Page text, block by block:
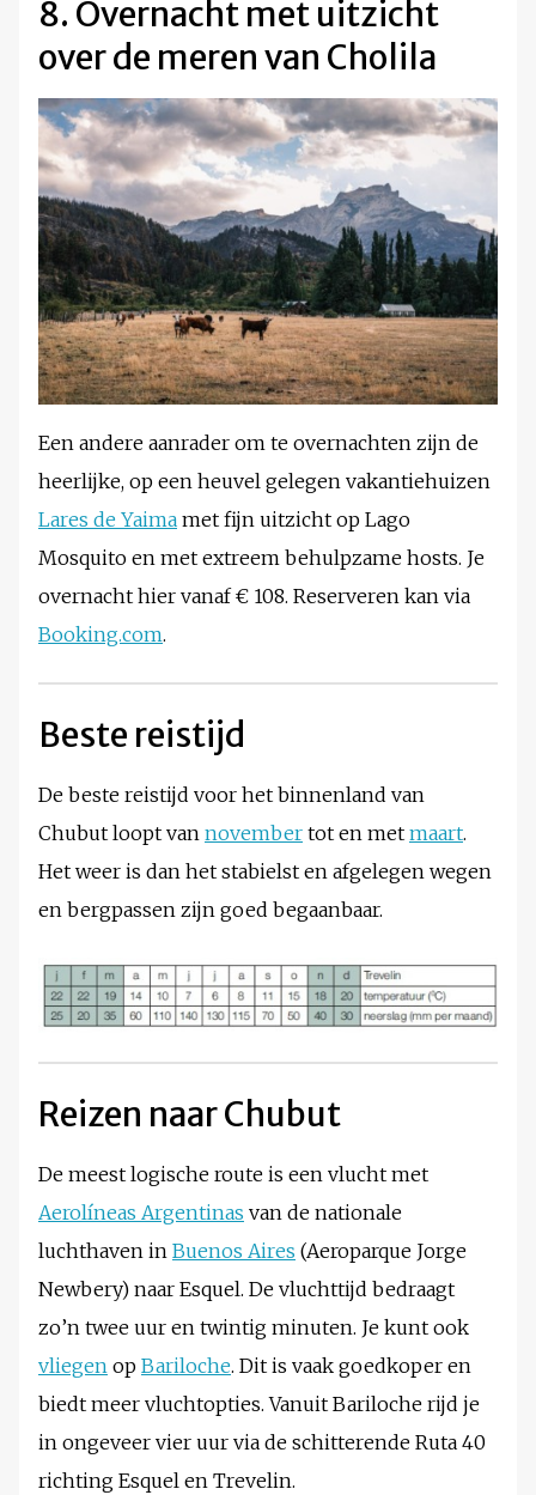
8. Overnacht met uitzicht
over de meren van Cholila
Een andere aanrader om te overnachten zijn de
heerlijke, op een heuvel gelegen vakantiehuizen
Lares de Yaima met fijn uitzicht op Lago
Mosquito en met extreem behulpzame hosts. Je
overnacht hier vanaf € 108. Reserveren kan via
Booking.com.
Beste reistijd
De beste reistijd voor het binnenland van
Chubut loopt van november tot en met maart.
Het weer is dan het stabielst en afgelegen wegen
en bergpassen zijn goed begaanbaar.
Reizen naar Chubut
De meest logische route is een vlucht met
Aerolíneas Argentinas van de nationale
luchthaven in Buenos Aires (Aeroparque Jorge
Newbery) naar Esquel. De vluchttijd bedraagt
zo’n twee uur en twintig minuten. Je kunt ook
vliegen op Bariloche. Dit is vaak goedkoper en
biedt meer vluchtopties. Vanuit Bariloche rijd je
in ongeveer vier uur via de schitterende Ruta 40
richting Esquel en Trevelin.